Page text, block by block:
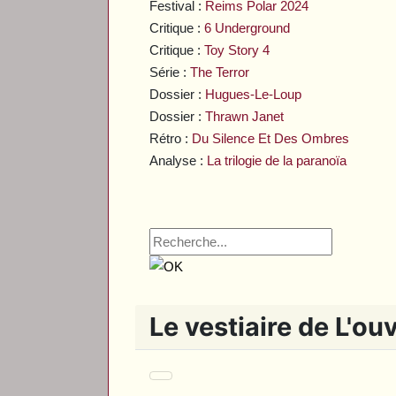
Festival : Reims Polar 2024
Critique :6 Underground
Critique :Toy Story 4
Série :The Terror
Dossier : Hugues-Le-Loup
Dossier :Thrawn Janet
Rétro : Du Silence Et Des Ombres
Analyse : La trilogie de la paranoïa
Le vestiaire de